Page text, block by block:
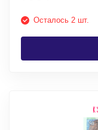
Осталось 2 шт.